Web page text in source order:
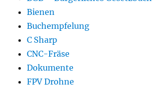
Bienen
Buchempfelung
C Sharp
CNC-Fräse
Dokumente
FPV Drohne